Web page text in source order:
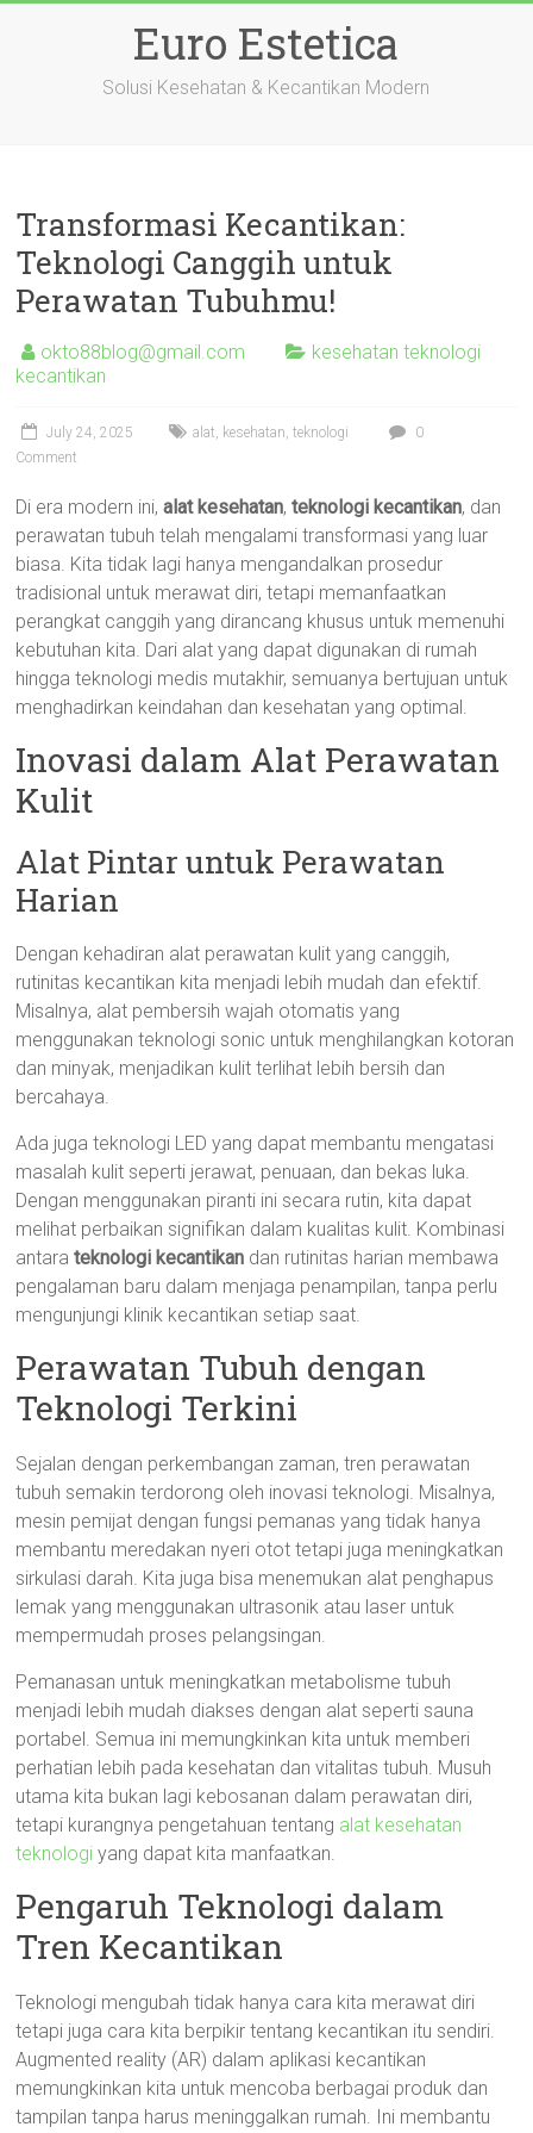
Euro Estetica
Solusi Kesehatan & Kecantikan Modern
Transformasi Kecantikan:
Teknologi Canggih untuk
Perawatan Tubuhmu!
okto88blog@gmail.com
kesehatan teknologi
kecantikan
July 24, 2025 alat, kesehatan,teknologi
0
Comment
Di era modern ini,alat kesehatan,teknologi kecantikan, dan
perawatan tubuh telah mengalami transformasi yang luar
biasa. Kita tidak lagi hanya mengandalkan prosedur
tradisional untuk merawat diri, tetapi memanfaatkan
perangkat canggih yang dirancang khusus untuk memenuhi
kebutuhan kita. Dari alat yang dapat digunakan di rumah
hingga teknologi medis mutakhir, semuanya bertujuan untuk
menghadirkan keindahan dan kesehatan yang optimal.
Inovasi dalam Alat Perawatan
Kulit
Alat Pintar untuk Perawatan
Harian
Dengan kehadiran alat perawatan kulit yang canggih,
rutinitas kecantikan kita menjadi lebih mudah dan efektif.
Misalnya, alat pembersih wajah otomatis yang
menggunakan teknologi sonic untuk menghilangkan kotoran
dan minyak, menjadikan kulit terlihat lebih bersih dan
bercahaya.
Ada juga teknologi LED yang dapat membantu mengatasi
masalah kulit seperti jerawat, penuaan, dan bekas luka.
Dengan menggunakan piranti ini secara rutin, kita dapat
melihat perbaikan signifikan dalam kualitas kulit. Kombinasi
antarateknologi kecantikan dan rutinitas harian membawa
pengalaman baru dalam menjaga penampilan, tanpa perlu
mengunjungi klinik kecantikan setiap saat.
Perawatan Tubuh dengan
Teknologi Terkini
Sejalan dengan perkembangan zaman, tren perawatan
tubuh semakin terdorong oleh inovasi teknologi. Misalnya,
mesin pemijat dengan fungsi pemanas yang tidak hanya
membantu meredakan nyeri otot tetapi juga meningkatkan
sirkulasi darah. Kita juga bisa menemukan alat penghapus
lemak yang menggunakan ultrasonik atau laser untuk
mempermudah proses pelangsingan.
Pemanasan untuk meningkatkan metabolisme tubuh
menjadi lebih mudah diakses dengan alat seperti sauna
portabel. Semua ini memungkinkan kita untuk memberi
perhatian lebih pada kesehatan dan vitalitas tubuh. Musuh
utama kita bukan lagi kebosanan dalam perawatan diri,
tetapi kurangnya pengetahuan tentang alat kesehatan
teknologi yang dapat kita manfaatkan.
Pengaruh Teknologi dalam
Tren Kecantikan
Teknologi mengubah tidak hanya cara kita merawat diri
tetapi juga cara kita berpikir tentang kecantikan itu sendiri.
Augmented reality (AR) dalam aplikasi kecantikan
memungkinkan kita untuk mencoba berbagai produk dan
tampilan tanpa harus meninggalkan rumah. Ini membantu